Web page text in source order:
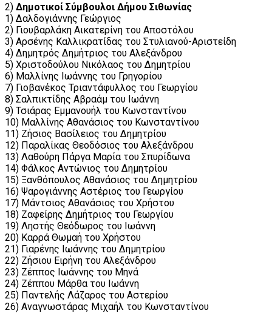
2) Δημοτικοί Σύμβουλοι Δήμου Σιθωνίας
1) Δαλδογιάννης Γεώργιος
2) Γιουβαρλάκη Αικατερίνη του Αποστόλου
3) Αρσένης Καλλικρατίδας του Στυλιανού-Αριστείδη
4) Δημητρός Δημήτριος του Αλεξάνδρου
5) Χριστοδούλου Νικόλαος του Δημητρίου
6) Μαλλίνης Ιωάννης του Γρηγορίου
7) Γιοβανέκος Τριαντάφυλλος του Γεωργίου
8) Σαλπικτίδης Αβραάμ του Ιωάννη
9) Τσιάρας Εμμανουήλ του Κωνσταντίνου
10) Μαλλίνης Αθανάσιος του Κωνσταντίνου
11) Ζήσιος Βασίλειος του Δημητρίου
12) Παραλίκας Θεοδόσιος του Αλεξάνδρου
13) Λαθούρη Πάργα Μαρία του Σπυρίδωνα
14) Φάλκος Αντώνιος του Δημητρίου
15) Ξανθόπουλος Αθανάσιος του Δημητρίου
16) Ψαρογιάννης Αστέριος του Γεωργίου
17) Μάντσιος Αθανάσιος του Χρήστου
18) Ζαφείρης Δημήτριος του Γεωργίου
19) Ληστής Θεόδωρος του Ιωάννη
20) Καρρά Θωμαή του Χρήστου
21) Γιαρένης Ιωάννης του Δημητρίου
22) Ζήσιου Ειρήνη του Αλεξάνδρου
23) Ζέππος Ιωάννης του Μηνά
24) Ζέππου Μάρθα του Ιωάννη
25) Παντελής Λάζαρος του Αστερίου
26) Αναγνωστάρας Μιχαήλ του Κωνσταντίνου